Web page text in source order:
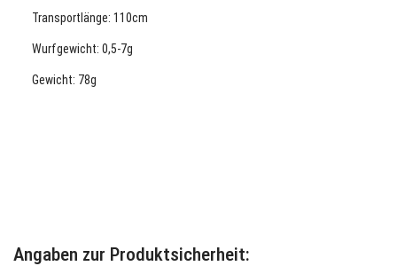
Transportlänge: 110cm
Wurfgewicht: 0,5-7g
Gewicht: 78g
Angaben zur Produktsicherheit: